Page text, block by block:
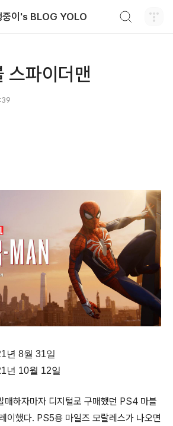
중이's BLOG YOLO
파이더맨
년 8월 31일
년 10월 12일
매하자마자 디지털로 구매했던 PS4 마블
이했다. PS5용 마일즈 모랄레스가 나오면